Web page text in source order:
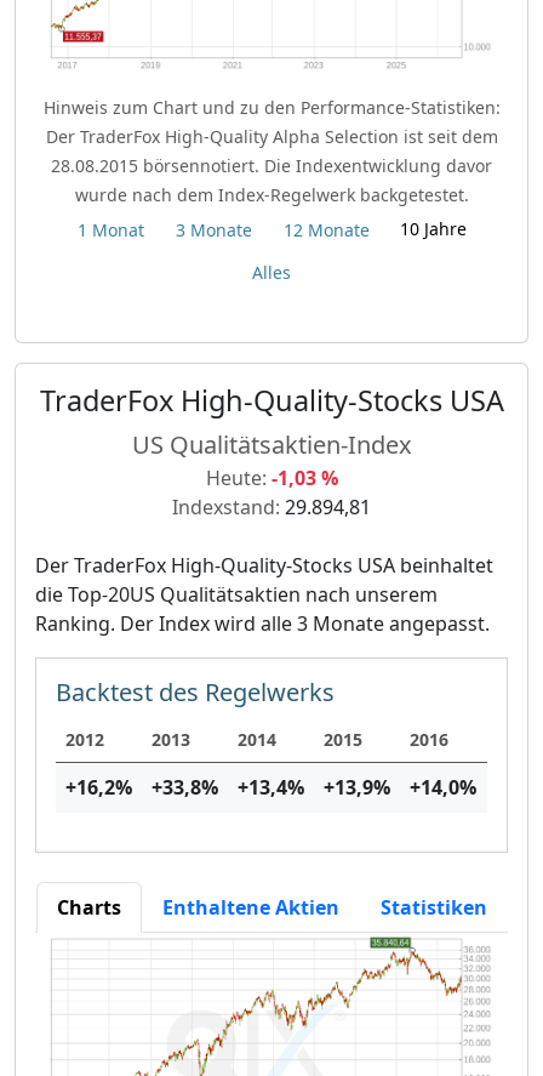
Hinweis zum Chart und zu den Performance-Statistiken:
Der TraderFox High-Quality Alpha Selection ist seit dem
28.08.2015 börsennotiert. Die Indexentwicklung davor
wurde nach dem Index-Regelwerk backgetestet.
1 Monat
3 Monate 12 Monate
10 Jahre
Alles
TraderFox High-Quality-Stocks USA
US Qualitätsaktien-Index
Heute: -1,03 %
Indexstand: 29.894,81
Der TraderFox High-Quality-Stocks USA beinhaltet
die Top-20US Qualitätsaktien nach unserem
Ranking. Der Index wird alle 3 Monate angepasst.
Backtest des Regelwerks
2012 2013 2014 2015 2016
+16,2% +33,8% +13,4% +13,9% +14,0%
Charts Enthaltene Aktien Statistiken